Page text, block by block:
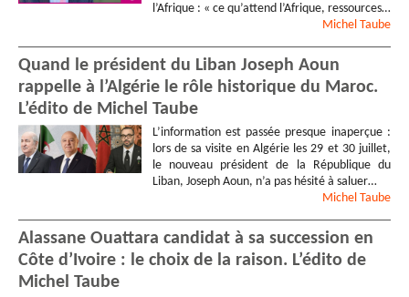
l’Afrique : « ce qu’attend l’Afrique, ressources…
Michel Taube
Quand le président du Liban Joseph Aoun
rappelle à l’Algérie le rôle historique du Maroc.
L’édito de Michel Taube
L’information est passée presque inaperçue :
lors de sa visite en Algérie les 29 et 30 juillet,
le nouveau président de la République du
Liban, Joseph Aoun, n’a pas hésité à saluer…
Michel Taube
Alassane Ouattara candidat à sa succession en
Côte d’Ivoire : le choix de la raison. L’édito de
Michel Taube